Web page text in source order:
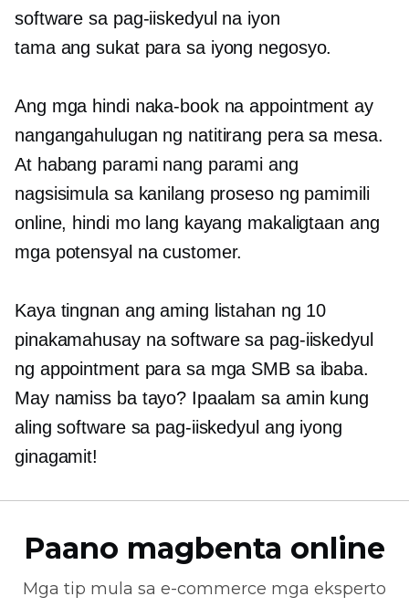
software sa pag-iiskedyul na iyon
tama ang sukatpara sa iyong negosyo.
Ang mga hindi naka-book na appointment ay
nangangahulugan ng natitirang pera sa mesa.
At habang parami nang parami ang
nagsisimula sa kanilang proseso ng pamimili
online, hindi mo lang kayang makaligtaan ang
mga potensyal na customer.
Kaya tingnan ang aming listahan ng 10
pinakamahusay na software sa pag-iiskedyul
ng appointment para sa mga SMB sa ibaba.
May namiss ba tayo? Ipaalam sa amin kung
aling software sa pag-iiskedyul ang iyong
ginagamit!
Paano magbenta online
Mga tip mula sa e-commerce mga eksperto